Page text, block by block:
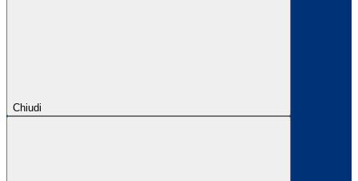
Chiudi